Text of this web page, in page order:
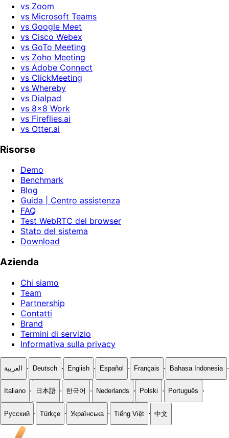
vs Zoom
vs Microsoft Teams
vs Google Meet
vs Cisco Webex
vs GoTo Meeting
vs Zoho Meeting
vs Adobe Connect
vs ClickMeeting
vs Whereby
vs Dialpad
vs 8x8 Work
vs Fireflies.ai
vs Otter.ai
Risorse
Demo
Benchmark
Blog
Guida | Centro assistenza
FAQ
Test WebRTC del browser
Stato del sistema
Download
Azienda
Chi siamo
Team
Partnership
Contatti
Brand
Termini di servizio
Informativa sulla privacy
العربية · Deutsch · English · Español · Français · Bahasa Indonesia ·
Italiano · 日本語 · 한국어 · Nederlands · Polski · Português ·
Русский · Türkçe · Українська · Tiếng Việt · 中文